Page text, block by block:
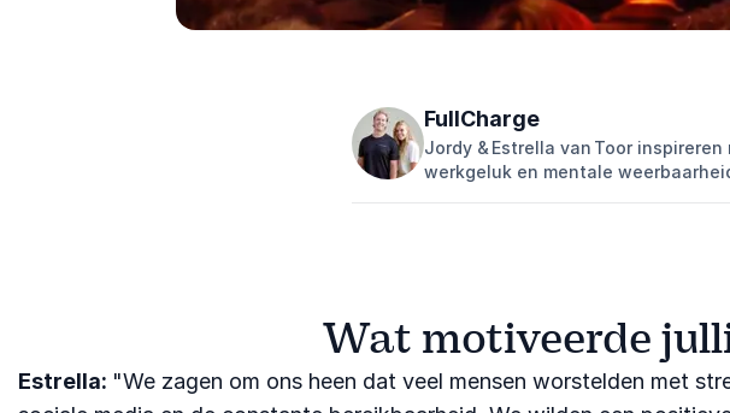
FullCharge
Jordy & Estrella van Toor
werkgeluk en mentale
Wat motiveerde
Estrella: "We zagen om ons heen dat veel mensen worstelden met